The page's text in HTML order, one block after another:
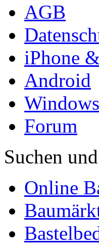
AGB
iPhone
Android
Forum
Suchen
Online